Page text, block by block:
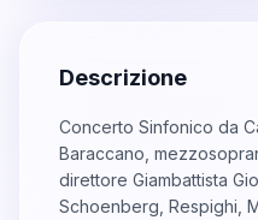
Descrizione
Concerto Sinfonico da
Baraccano,
direttore Giambattista
Schoenberg, Respighi,